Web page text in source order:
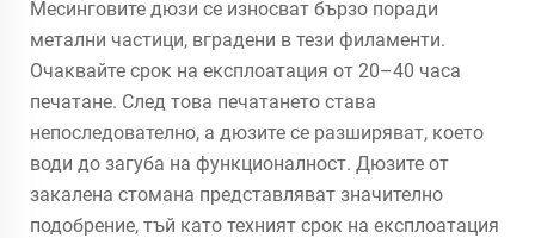
Месинговите дюзи се износват бързо поради
метални частици, вградени в тези филаменти.
Очаквайте срок на експлоатация от 20–40 часа
печатане. След това печатането става
непоследователно, а дюзите се разширяват, което
води до загуба на функционалност. Дюзите от
закалена стомана представляват значително
подобрение, тъй като техният срок на експлоатация